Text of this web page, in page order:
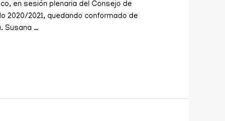
en sesión plenaria del Consejo de
2020/2021, quedando conformado de
Susana …